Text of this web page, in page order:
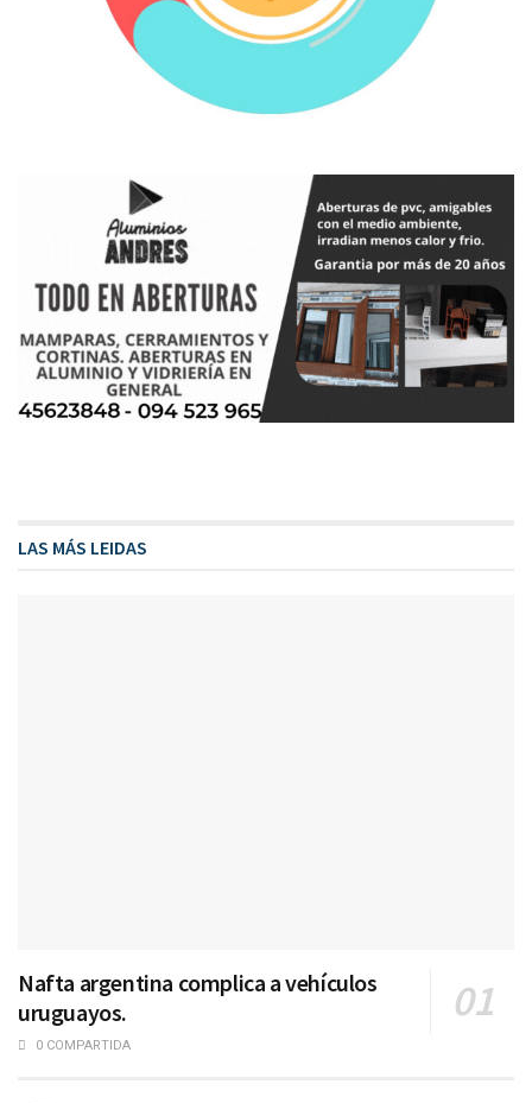
LAS MÁS LEIDAS
Nafta argentina complica a vehículos
uruguayos.
0 COMPARTIDA